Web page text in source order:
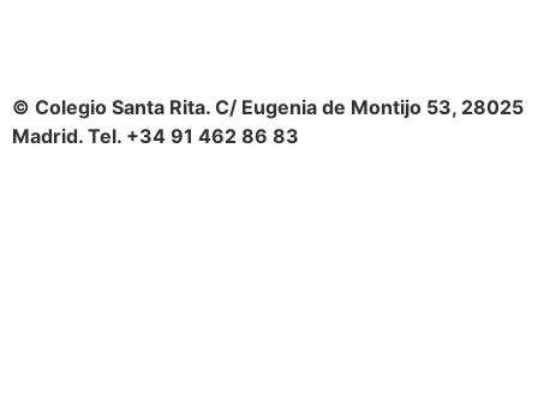
© Colegio Santa Rita. C/ Eugenia de Montijo 53, 28025
Madrid. Tel. +34 91 462 86 83